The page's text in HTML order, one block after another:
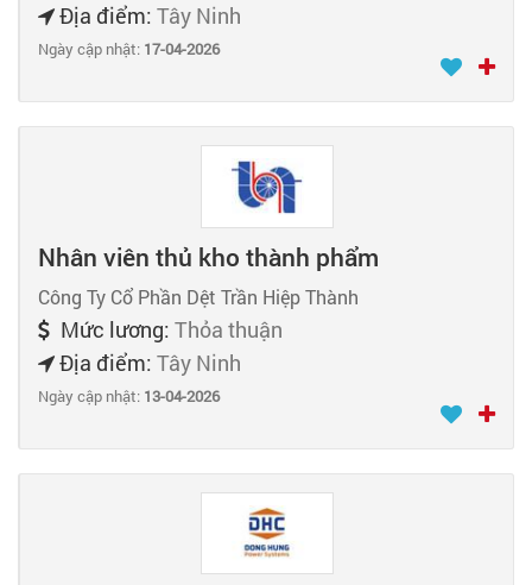
Địa điểm: Tây Ninh
Ngày cập nhật: 17-04-2026
Nhân viên thủ kho thành phẩm
Công Ty Cổ Phần Dệt Trần Hiệp Thành
Mức lương: Thỏa thuận
Địa điểm: Tây Ninh
Ngày cập nhật: 13-04-2026